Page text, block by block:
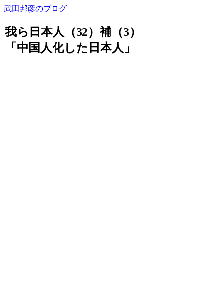
武田邦彦のブログ
我ら日本人（32）補（3）
「中国人化した日本人」